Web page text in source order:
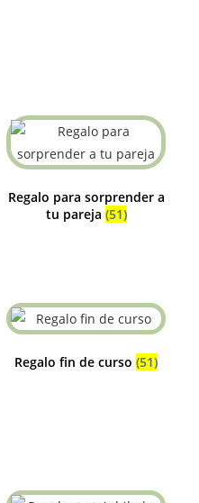
Regalo para sorprender a
tu pareja (51)
Regalo fin de curso (51)